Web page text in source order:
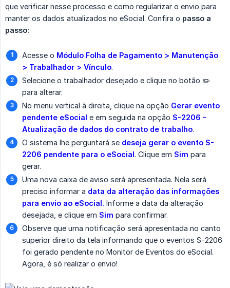
que verificar nesse processo e como regularizar o envio para
manter os dados atualizados no eSocial. Confira o passo a
passo:
Acesse o Módulo Folha de Pagamento > Manutenção
> Trabalhador > Vínculo.
Selecione o trabalhador desejado e clique no botão ✏️
para alterar.
No menu vertical à direita, clique na opção Gerar evento
pendente eSocial e em seguida na opção S-2206 -
Atualização de dados do contrato de trabalho.
O sistema lhe perguntará se deseja gerar o evento S-
2206 pendente para o eSocial. Clique em Sim para
gerar.
Uma nova caixa de aviso será apresentada. Nela será
preciso informar a data da alteração das informações
para envio ao eSocial. Informe a data da alteração
desejada, e clique em Sim para confirmar.
Observe que uma notificação será apresentada no canto
superior direito da tela informando que o eventos S-2206
foi gerado pendente no Monitor de Eventos do eSocial.
Agora, é só realizar o envio!